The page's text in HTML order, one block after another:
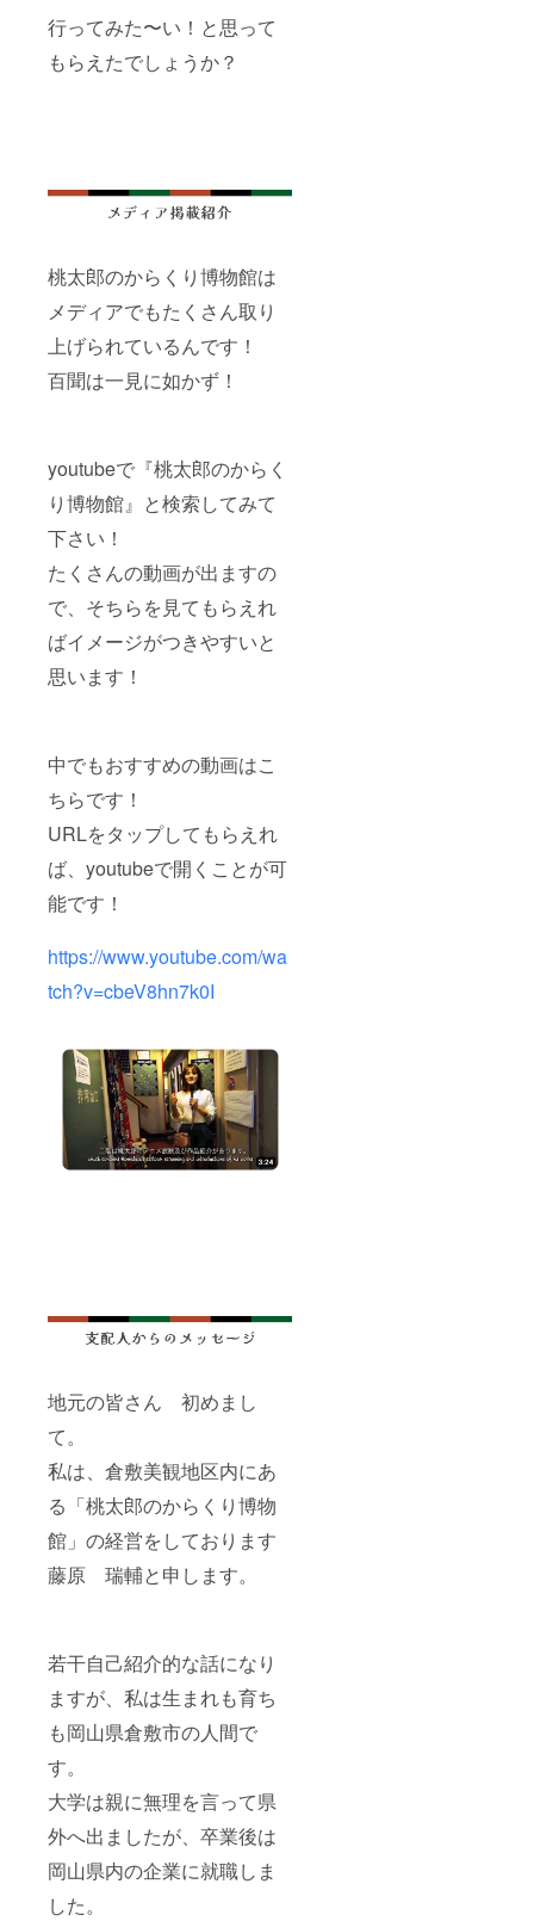
行ってみた〜い！と思って
もらえたでしょうか？
桃太郎のからくり博物館は
メディアでもたくさん取り
上げられているんです！
百聞は一見に如かず！
youtubeで『桃太郎のからく
り博物館』と検索してみて
下さい！
たくさんの動画が出ますの
で、そちらを見てもらえれ
ばイメージがつきやすいと
思います！
中でもおすすめの動画はこ
ちらです！
URLをタップしてもらえれ
ば、youtubeで開くことが可
能です！
https://www.youtube.com/wa
tch?v=cbeV8hn7k0I
地元の皆さん 初めまし
て。
私は、倉敷美観地区内にあ
る「桃太郎のからくり博物
館」の経営をしております
藤原 瑞輔と申します。
若干自己紹介的な話になり
ますが、私は生まれも育ち
も岡山県倉敷市の人間で
す。
大学は親に無理を言って県
外へ出ましたが、卒業後は
岡山県内の企業に就職しま
した。